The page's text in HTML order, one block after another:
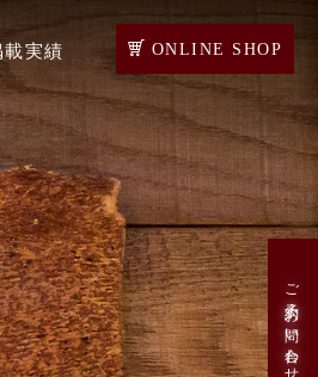
ONLINE SHOP
載実績
ご予約・お問い合わせ